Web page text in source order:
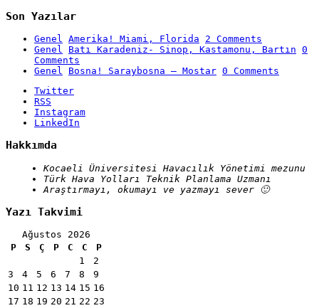
Son Yazılar
Genel Amerika! Miami, Florida
2 Comments
Genel
Batı Karadeniz- Sinop, Kastamonu, Bartın 0
Comments
Genel
Bosna! Saraybosna – Mostar 0 Comments
Twitter
RSS
Instagram
LinkedIn
Hakkımda
Kocaeli Üniversitesi Havacılık Yönetimi mezunu
Türk Hava Yolları Teknik Planlama Uzmanı
Araştırmayı, okumayı ve yazmayı sever 🙂
Yazı Takvimi
Ağustos 2026
P
S Ç P C C
P
1
2
3
4 5 6 7 8
9
10 11 12 13 14 15 16
17 18 19 20 21 22 23